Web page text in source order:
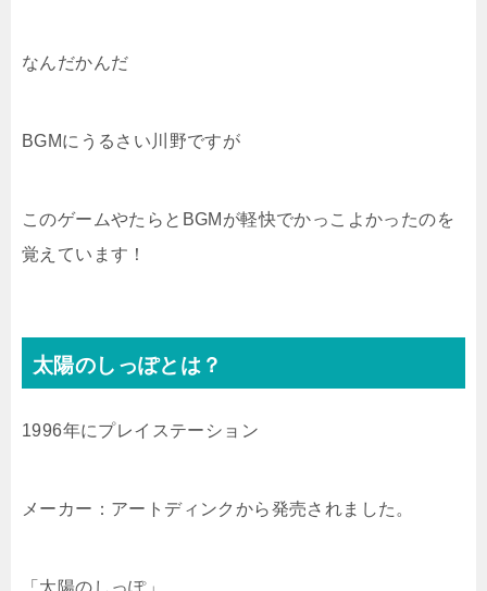
なんだかんだ
BGMにうるさい川野ですが
このゲームやたらとBGMが軽快でかっこよかったのを
覚えています！
太陽のしっぽとは？
1996年にプレイステーション
メーカー：アートディンク から発売されました。